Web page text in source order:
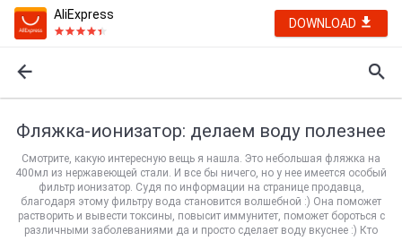
AliExpress
DOWNLOAD
Фляжка-ионизатор: делаем воду полезнее
Смотрите, какую интересную вещь я нашла. Это небольшая фляжка на
400мл из нержавеющей стали. И все бы ничего, но у нее имеется особый
фильтр ионизатор. Судя по информации на странице продавца,
благодаря этому фильтру вода становится волшебной :) Она поможет
растворить и вывести токсины, повысит иммунитет, поможет бороться с
различными заболеваниями да и просто сделает воду вкуснее :) Кто